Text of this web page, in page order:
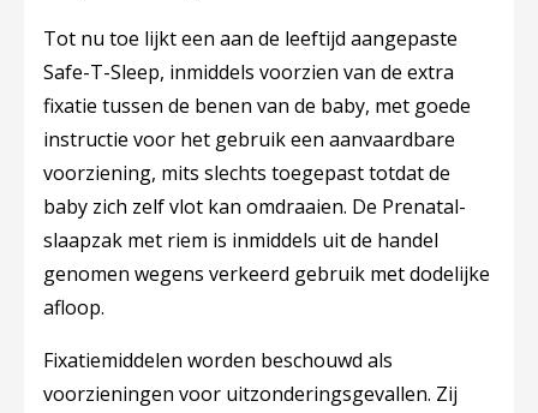
Tot nu toe lijkt een aan de leeftijd aangepaste
Safe-T-Sleep, inmiddels voorzien van de extra
fixatie tussen de benen van de baby, met goede
instructie voor het gebruik een aanvaardbare
voorziening, mits slechts toegepast totdat de
baby zich zelf vlot kan omdraaien. De Prenatal-
slaapzak met riem is inmiddels uit de handel
genomen wegens verkeerd gebruik met dodelijke
afloop.
Fixatiemiddelen worden beschouwd als
voorzieningen voor uitzonderingsgevallen. Zij